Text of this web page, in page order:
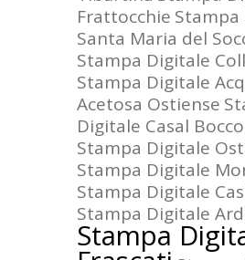
Frattocchie
Santa Maria del
Stampa Digitale
Stampa Digitale
Acetosa Ostiense
Digitale Casal
Stampa Digitale
Stampa Digitale
Stampa Digitale
Stampa Digitale
Stampa